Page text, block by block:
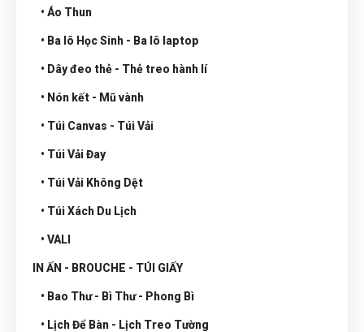
• Áo Thun
• Ba lô Học Sinh - Ba lô laptop
• Dây đeo thẻ - Thẻ treo hành lí
• Nón kết - Mũ vành
• Túi Canvas - Túi Vải
• Túi Vải Đay
• Túi Vải Không Dệt
• Túi Xách Du Lịch
• VALI
IN ẤN - BROUCHE - TÚI GIẤY
• Bao Thư - Bì Thư - Phong Bì
• Lịch Để Bàn - Lịch Treo Tường